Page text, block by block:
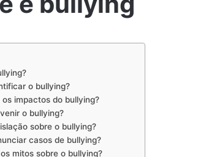
o bullying?
os impactos do bullying?
o bullying?
sobre o bullying?
casos de bullying?
mitos sobre o bullying?